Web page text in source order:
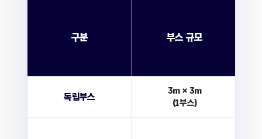
구분 부스 규모
독립부스
3m × 3m
(1부스)